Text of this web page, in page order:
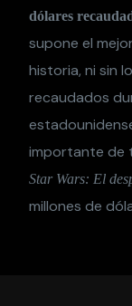
dólares
supone el
historia, ni sin
recaudados
importante de
Star Wars: El
millones de